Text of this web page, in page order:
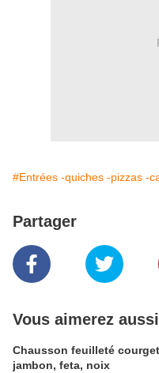
#Entrées -quiches -pizzas -
Partager
Vous aimerez aussi
Chausson feuilleté
jambon, feta, noix